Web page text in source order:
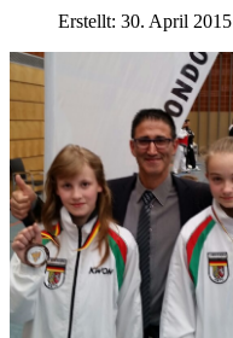
Erstellt: 30. April 2015